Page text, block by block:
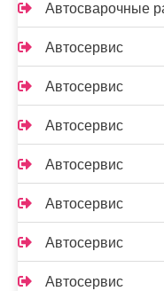
Автосварочные
Автосервис
Автосервис
Автосервис
Автосервис
Автосервис
Автосервис
Автосервис